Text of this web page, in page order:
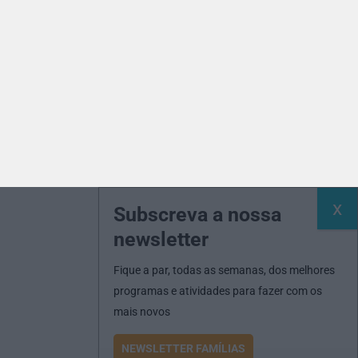
Subscreva a nossa
newsletter
Fique a par, todas as semanas, dos melhores
programas e atividades para fazer com os
mais novos
NEWSLETTER FAMÍLIAS